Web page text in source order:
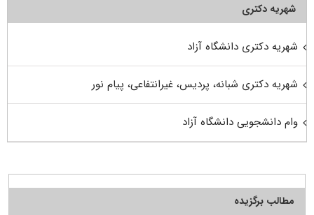
شهریه دکتری
شهریه دکتری دانشگاه آزاد
شهریه دکتری شبانه، پردیس، غیرانتفاعی، پیام نور
وام دانشجویی دانشگاه آزاد
مطالب برگزیده